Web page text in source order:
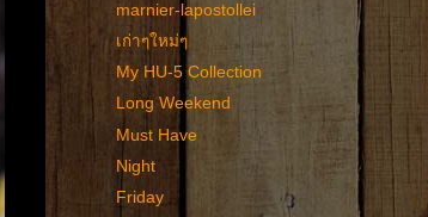
marnier-lapostollei
เก่าๆใหม่ๆ
My HU-5 Collection
Long Weekend
Must Have
Night
Friday